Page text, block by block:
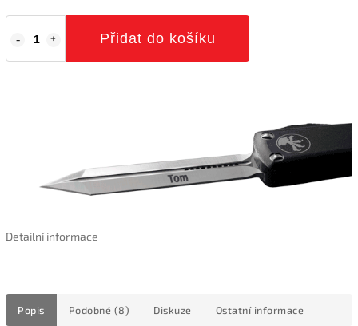
Přidat do košíku
Detailní informace
Popis Podobné (8) Diskuze Ostatní informace